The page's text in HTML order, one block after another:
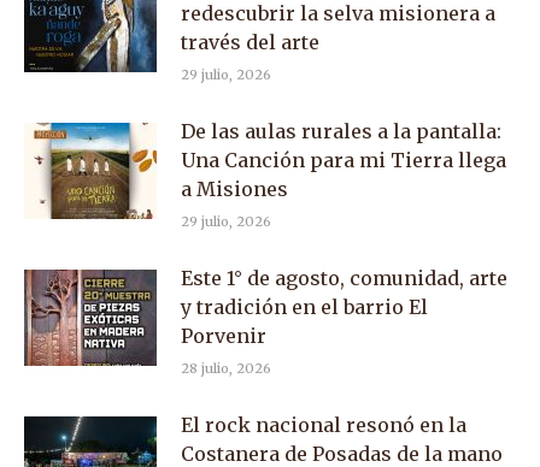
redescubrir la selva misionera a
través del arte
29 julio, 2026
De las aulas rurales a la pantalla:
Una Canción para mi Tierra llega
a Misiones
29 julio, 2026
Este 1° de agosto, comunidad, arte
y tradición en el barrio El
Porvenir
28 julio, 2026
El rock nacional resonó en la
Costanera de Posadas de la mano